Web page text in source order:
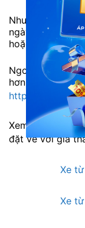
Nhược điểm:
ngày cao điểm.
hoặc đặt vé
Ngoài ra, hành
hơn với nhiều ưu
https://
Xem thêm
đặt vé với giá
Xe
Xe